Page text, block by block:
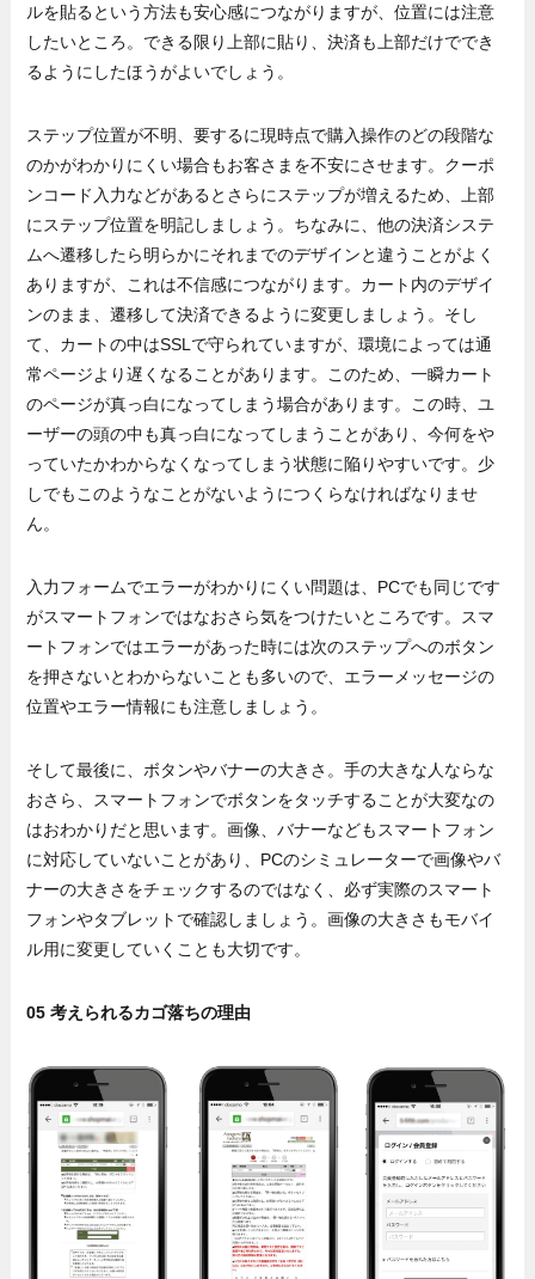
ルを貼るという方法も安心感につながりますが、位置には注意
したいところ。できる限り上部に貼り、決済も上部だけででき
るようにしたほうがよいでしょう。
ステップ位置が不明、要するに現時点で購入操作のどの段階な
のかがわかりにくい場合もお客さまを不安にさせます。クーポ
ンコード入力などがあるとさらにステップが増えるため、上部
にステップ位置を明記しましょう。ちなみに、他の決済システ
ムへ遷移したら明らかにそれまでのデザインと違うことがよく
ありますが、これは不信感につながります。カート内のデザイ
ンのまま、遷移して決済できるように変更しましょう。そし
て、カートの中はSSLで守られていますが、環境によっては通
常ページより遅くなることがあります。このため、一瞬カート
のページが真っ白になってしまう場合があります。この時、ユ
ーザーの頭の中も真っ白になってしまうことがあり、今何をや
っていたかわからなくなってしまう状態に陥りやすいです。少
しでもこのようなことがないようにつくらなければなりませ
ん。
入力フォームでエラーがわかりにくい問題は、PCでも同じです
がスマートフォンではなおさら気をつけたいところです。スマ
ートフォンではエラーがあった時には次のステップへのボタン
を押さないとわからないことも多いので、エラーメッセージの
位置やエラー情報にも注意しましょう。
そして最後に、ボタンやバナーの大きさ。手の大きな人ならな
おさら、スマートフォンでボタンをタッチすることが大変なの
はおわかりだと思います。画像、バナーなどもスマートフォン
に対応していないことがあり、PCのシミュレーターで画像やバ
ナーの大きさをチェックするのではなく、必ず実際のスマート
フォンやタブレットで確認しましょう。画像の大きさもモバイ
ル用に変更していくことも大切です。
05 考えられるカゴ落ちの理由